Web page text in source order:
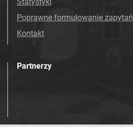
Poprawne formułowanie zapytań
Kontakt
Partnerzy